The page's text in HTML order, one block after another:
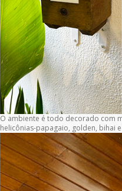
O ambiente é todo decorado com
helicônias-papagaio, golden, bihai e